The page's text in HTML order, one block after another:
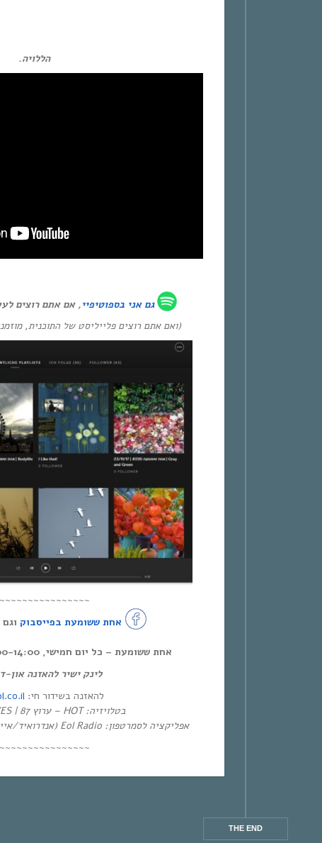
…הללויה.
גם אני בספוטיפיי, אם אתם רוצים
(ואם אתם רוצים פלייליסט של התוכנית,
אחת ששומעת בפייסבוק
אחת ששומעת – כל יום חמישי, 12:00-14:00,
לינק ישיר להאזנה און-
להאזנה בשידור חי:
בטלויזיה: HOT – ערוץ 87 | YES – ערוץ 71
אפליקציה לסמרטפון: Eol Radio (אנדרואיד/אייפון) או באפליקציית
THE END